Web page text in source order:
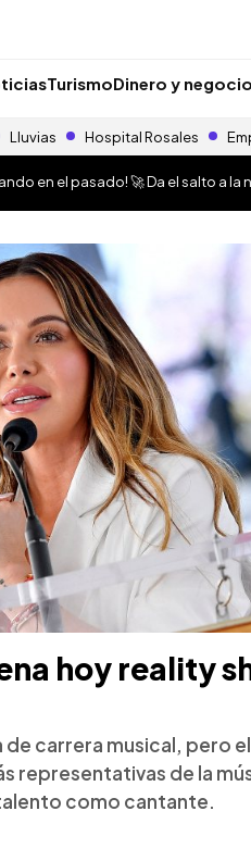
TurismoDinero y
Lluvias Hospital Rosales
en el pasado! 🚀 Da el salto a la
hoy reality
de carrera musical, pero
representativas de la
como cantante.